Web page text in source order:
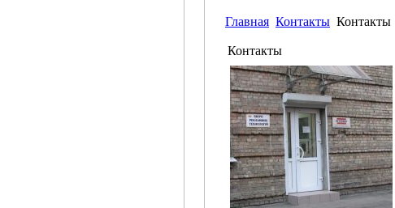
Главная Контакты Контакты
Контакты